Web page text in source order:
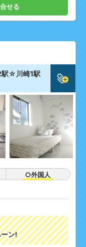
せる
☆川崎1駅
○外国人
ン!